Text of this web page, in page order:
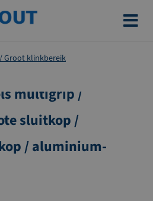
Groot klinkbereik
multigrip /
sluitkop /
/ aluminium-